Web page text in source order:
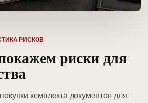
РИСКОВ
риски для
комплекта документов для